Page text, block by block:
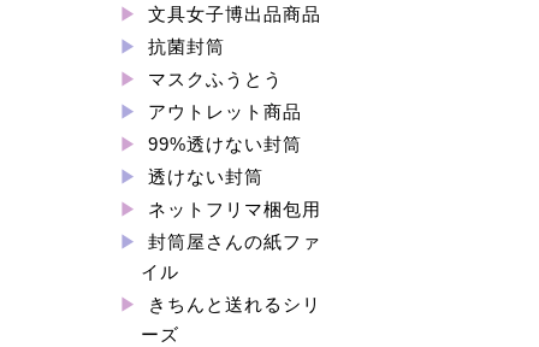
文具女子博出品商品
抗菌封筒
マスクふうとう
アウトレット商品
99%透けない封筒
透けない封筒
ネットフリマ梱包用
封筒屋さんの紙ファ
イル
きちんと送れるシリ
ーズ